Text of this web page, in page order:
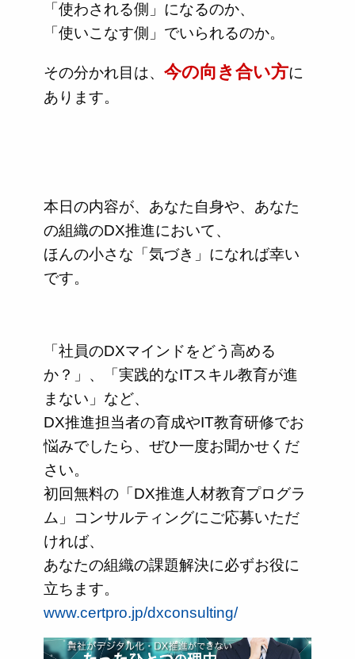
「使わされる側」になるのか、
「使いこなす側」でいられるのか。
その分かれ目は、 今の向き合い方に
あります。
本日の内容が、あなた自身や、あなた
の組織のDX推進において、
ほんの小さな「気づき」になれば幸い
です。
「社員のDXマインドをどう高める
か？」、「実践的なITスキル教育が進
まない」など、
DX推進担当者の育成やIT教育研修でお
悩みでしたら、ぜひ一度お聞かせくだ
さい。
初回無料の「DX推進人材教育プログラ
ム」コンサルティングにご応募いただ
ければ、
あなたの組織の課題解決に必ずお役に
立ちます。
www.certpro.jp/dxconsulting/